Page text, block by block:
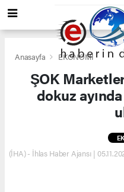
Anasayfa EKONOMİ
ŞOK
dokuz
(İHA) - İhlas Haber Ajansı |